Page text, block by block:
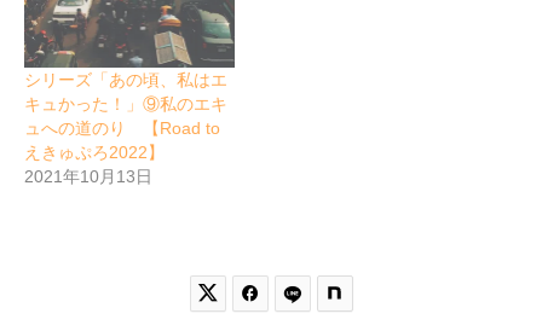
シリーズ「あの頃、私はエ
キュかった！」⑨私のエキ
ュへの道のり 【Road to
えきゅぷろ2022】
2021年10月13日
 